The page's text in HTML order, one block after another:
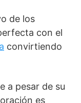
de los
con el
convirtiendo
a pesar de su
es